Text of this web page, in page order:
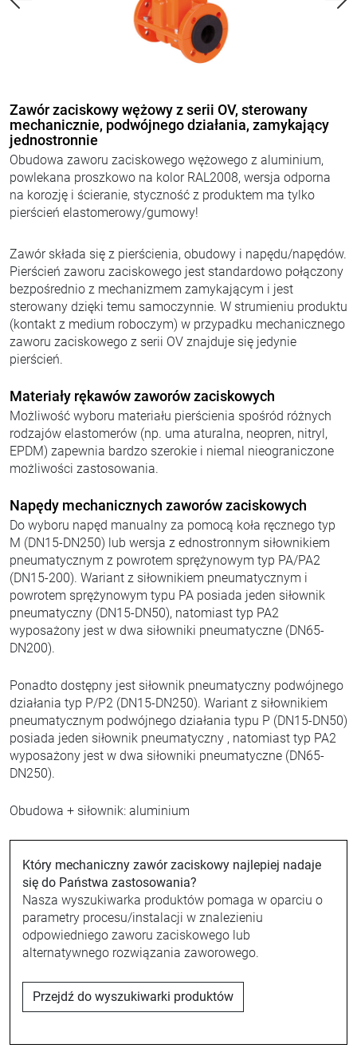
Zawór zaciskowy wężowy z serii OV, sterowany
mechanicznie, podwójnego działania, zamykający
jednostronnie
Obudowa zaworu zaciskowego wężowego z aluminium,
powlekana proszkowo na kolor RAL2008, wersja odporna
na korozję i ścieranie, styczność z produktem ma tylko
pierścień elastomerowy/gumowy!
Zawór składa się z pierścienia, obudowy i napędu/napędów.
Pierścień zaworu zaciskowego jest standardowo połączony
bezpośrednio z mechanizmem zamykającym i jest
sterowany dzięki temu samoczynnie. W strumieniu produktu
(kontakt z medium roboczym) w przypadku mechanicznego
zaworu zaciskowego z serii OV znajduje się jedynie
pierścień.
Materiały rękawów zaworów zaciskowych
Możliwość wyboru materiału pierścienia spośród różnych
rodzajów elastomerów (np. uma aturalna, neopren, nitryl,
EPDM) zapewnia bardzo szerokie i niemal nieograniczone
możliwości zastosowania.
Napędy mechanicznych zaworów zaciskowych
Do wyboru napęd manualny za pomocą koła ręcznego typ
M (DN15-DN250) lub wersja z ednostronnym siłownikiem
pneumatycznym z powrotem sprężynowym typ PA/PA2
(DN15-200). Wariant z siłownikiem pneumatycznym i
powrotem sprężynowym typu PA posiada jeden siłownik
pneumatyczny (DN15-DN50), natomiast typ PA2
wyposażony jest w dwa siłowniki pneumatyczne (DN65-
DN200).
Ponadto dostępny jest siłownik pneumatyczny podwójnego
działania typ P/P2 (DN15-DN250). Wariant z siłownikiem
pneumatycznym podwójnego działania typu P (DN15-DN50)
posiada jeden siłownik pneumatyczny , natomiast typ PA2
wyposażony jest w dwa siłowniki pneumatyczne (DN65-
DN250).
Obudowa + siłownik: aluminium
Który mechaniczny zawór zaciskowy najlepiej nadaje
się do Państwa zastosowania?
Nasza wyszukiwarka produktów pomaga w oparciu o
parametry procesu/instalacji w znalezieniu
odpowiedniego zaworu zaciskowego lub
alternatywnego rozwiązania zaworowego.
Przejdź do wyszukiwarki produktów